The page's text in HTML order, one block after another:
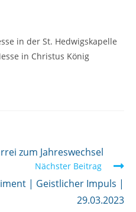
in der St. Hedwigskapelle
in Christus König
zum Jahreswechsel
Nächster Beitrag
| Geistlicher Impuls |
29.03.2023